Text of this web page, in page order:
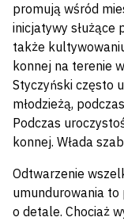
promują wśród
inicjatywy służące
także
konnej na terenie
Styczyński często
młodzieżą,
Podczas
konnej. Włada
Odtwarzenie
umundurowania to
o detale. Chociaż